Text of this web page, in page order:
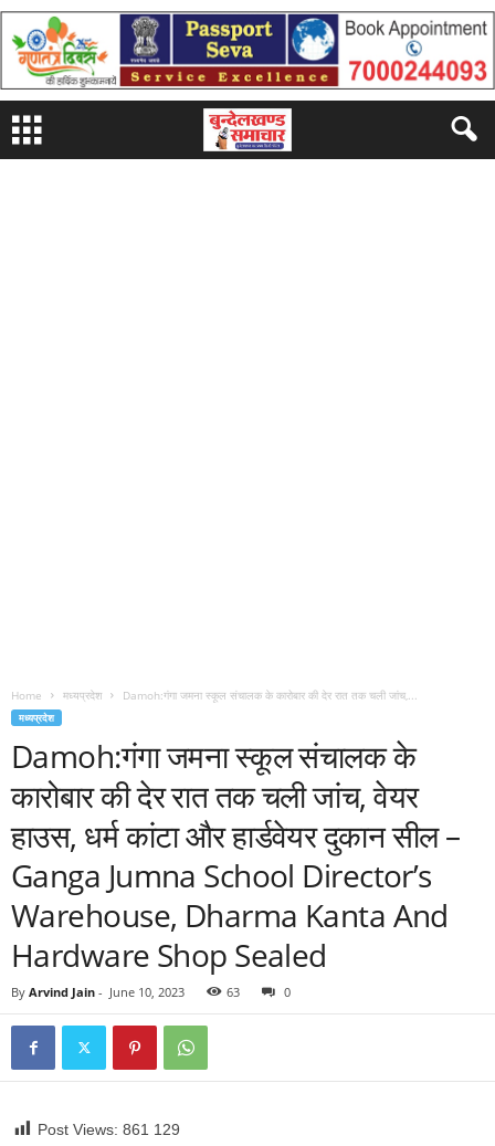
Home मध्यप्रदेश Damoh:गंगा जमना स्कूल संचालक के कारोबार की देर रात तक चली जांच,...
मध्यप्रदेश
Damoh:गंगा जमना स्कूल संचालक के
कारोबार की देर रात तक चली जांच, वेयर
हाउस, धर्म कांटा और हार्डवेयर दुकान सील –
Ganga Jumna School Director’s
Warehouse, Dharma Kanta And
Hardware Shop Sealed
By Arvind Jain - June 10, 2023 63 0
Post Views: 861 129